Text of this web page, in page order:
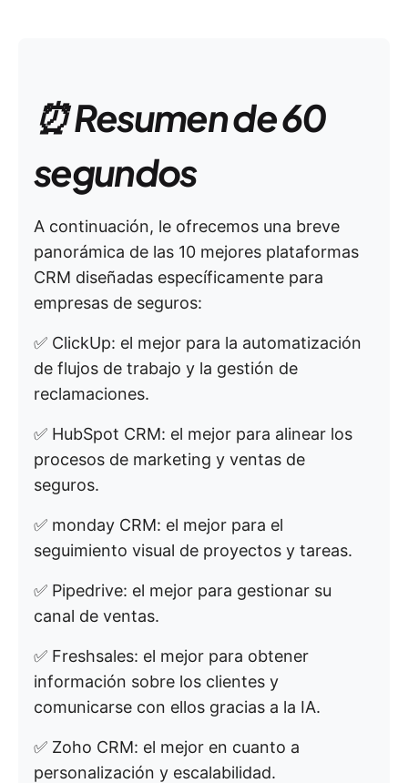
⏰ Resumen de 60
segundos
A continuación, le ofrecemos una breve
panorámica de las 10 mejores plataformas
CRM diseñadas específicamente para
empresas de seguros:
✅ ClickUp: el mejor para la automatización
de flujos de trabajo y la gestión de
reclamaciones.
✅ HubSpot CRM: el mejor para alinear los
procesos de marketing y ventas de
seguros.
✅ monday CRM: el mejor para el
seguimiento visual de proyectos y tareas.
✅ Pipedrive: el mejor para gestionar su
canal de ventas.
✅ Freshsales: el mejor para obtener
información sobre los clientes y
comunicarse con ellos gracias a la IA.
✅ Zoho CRM: el mejor en cuanto a
personalización y escalabilidad.